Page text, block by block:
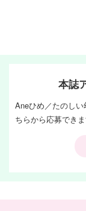
本誌
Aneひめ／たのし
ちらから応募できま